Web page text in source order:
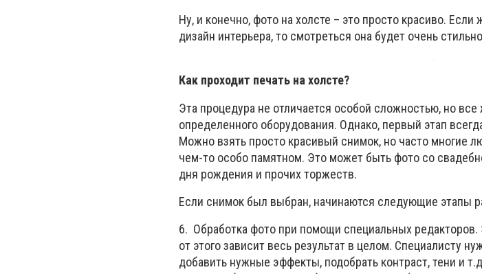
Ну, и конечно, фото на холсте – это просто красиво. Если
дизайн интерьера, то смотреться она будет очень
Как проходит печать на холсте?
Эта процедура не отличается особой сложностью, но
определенного оборудования. Однако, первый этап
Можно взять просто красивый снимок, но часто многие
чем-то особо памятном. Это может быть фото со
дня рождения и прочих торжеств.
Если снимок был выбран, начинаются следующие этапы
6. Обработка фото при помощи специальных редакторов.
от этого зависит весь результат в целом. Специалисту
добавить нужные эффекты, подобрать контраст, тени и